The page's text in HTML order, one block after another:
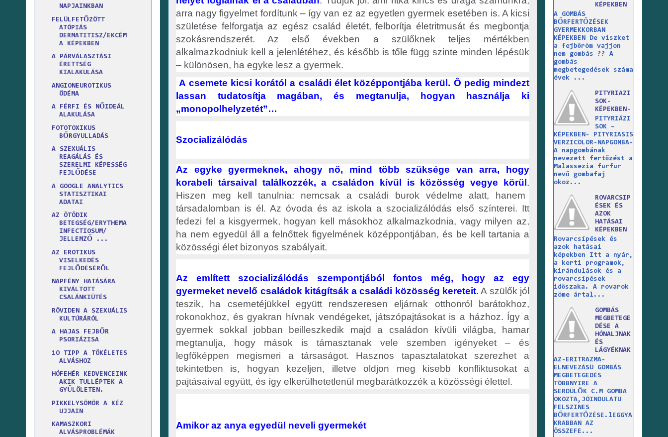
arra nagy figyelmet fordítunk – így van ez az egyetlen gyermek esetében is. A kicsi
születése felforgatja az egész család életét, felborítja életritmusát és megbontja
szokásrendszerét. Az első években a szülőknek teljes mértékben
alkalmazkodniuk kell a jelenlétéhez, és később is tőle függ szinte minden lépésük
– különösen, ha egyke lesz a gyermek.
A csemete kicsi korától a családi élet középpontjába kerül. Ô pedig mindezt
lassan tudatosítja magában, és megtanulja, hogyan használja ki
„monopolhelyzetét”…
Szocializálódás
Az egyke gyermeknek, ahogy nő, mind több szüksége van arra, hogy
korabeli társaival találkozzék, a családon kívül is közösség vegye körül.
Hiszen meg kell tanulnia: nemcsak a családi burok védelme alatt, hanem
társadalomban is él. Az óvoda és az iskola a szocializálódás első színterei. Itt
fedezi fel a kisgyermek, hogyan kell másokhoz alkalmazkodnia, vagy milyen az,
ha nem egyedül áll a felnőttek figyelmének középpontjában, és be kell tartania a
közösségi élet bizonyos szabályait.
Az említett szocializálódás szempontjából fontos még, hogy az egy
gyermeket nevelő családok kitágítsák a családi közösség kereteit.A szülők jól
teszik, ha csemetéjükkel együtt rendszeresen eljárnak otthonról barátokhoz,
rokonokhoz, és gyakran hívnak vendégeket, játszópajtásokat is a házhoz. Így a
gyermek sokkal jobban beilleszkedik majd a családon kívüli világba, hamar
megtanulja, hogy mások is támasztanak vele szemben igényeket – és
legfőképpen megismeri a társaságot. Hasznos tapasztalatokat szerezhet a
tekintetben is, hogyan kezeljen, illetve oldjon meg kisebb konfliktusokat a
pajtásaival együtt, és így elkerülhetetlenül megbarátkozzék a közösségi élettel.
Amikor az anya egyedül neveli gyermekét
NAPJAINKBAN
FELÜLFETŐZÖTT
ATÓPIÁS
DERMATITISZ/EKCÉM
A KÉPEKBEN
A PÁRVÁLASZTÁSI
ÉRETTSÉG
KIALAKULÁSA
ANGIONEUROTIKUS
ÖDÉMA
A FÉRFI ÉS NŐIDEÁL
ALAKULÁSA
FOTOTOXIKUS
BŐRGYULLADÁS
A SZEXUÁLIS
REAGÁLÁS ÉS
SZERELMI KÉPESSÉG
FEJLŐDÉSE
A GOOGLE ANALYTICS
STATISZTIKAI
ADATAI
AZ ÖTÖDIK
BETEGSÉG/ERYTHEMA
INFECTIOSUM/
JELLEMZŐ ...
AZ EROTIKUS
VISELKEDÉS
FEJLŐDÉSÉRŐL
NAPFÉNY HATÁSÁRA
KIVÁLTOTT
CSALÁNKIÜTÉS
RÖVIDEN A SZEXUÁLIS
KULTÚRÁRÓL
A HAJAS FEJBŐR
PSORIÁZISA
1O TIPP A TÖKÉLETES
ALVÁSHOZ
HÓFEHÉR KEDVENCEINK
AKIK TULLÉPTEK A
GYŰLÖLETEN.
PIKKELYSÖMÖR A KÉZ
UJJAIN
KAMASZKORI
ALVÁSPROBLÉMÁK
KÉPEKBEN
A GOMBÁS
BŐRFERTŐZÉSEK
GYERMEKKORBAN
KÉPEKBEN De viszket
a fejbőröm vajjon
nem gombás ?? A
gombás
megbetegedések száma
évek ...
PITYRIAZI
SOK-
KÉPEKBEN-
PITYRIÁZI
SOK –
KÉPEKBEN- PITYRIASIS
VERZICOLOR-NAPGOMBA-
A napgombának
nevezett fertőzést a
Malassezia furfur
nevű gombafaj
okoz...
ROVARCSIP
ÉSEK ÉS
AZOK
HATÁSAI
KÉPEKBEN
Rovarcsípések és
azok hatásai
képekben Itt a nyár,
a kerti programok,
kirándulások és a
rovarcsípések
időszaka. A rovarok
zöme ártal...
GOMBÁS
MEGBETEGE
DÉSE A
HÓNALJNAK
ÉS
LÁGYÉKNAK
AZ-ERITRAZMA-
ELNEVEZÁSÜ GOMBÁS
MEGBETEGEDÉS
TÖBBNYIRE A
SERDÜLŐK C.M GOMBA
OKOZTA,JÓINDULATU
FELSZINES
BŐRFERTŐZÉSE.lEGGYA
KRABBAN AZ
ÖSSZEFE...